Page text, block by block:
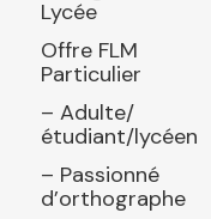
Lycée
Offre FLM
Particulier
– Adulte/
étudiant/lycéen
– Passionné
d’orthographe